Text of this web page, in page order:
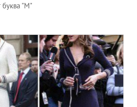
буква "М"